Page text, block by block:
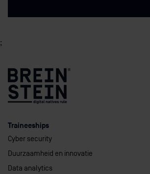
;
Traineeships
Cyber security
Duurzaamheid en innovatie
Data analytics